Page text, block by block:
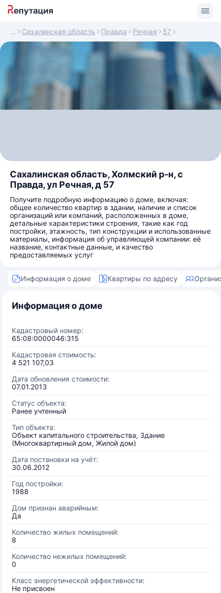
Сахалинская область Правда Речная 57
Сахалинская область, Холмский р-н, с
Правда, ул Речная, д 57
Получите подробную информацию о доме, включая:
общее количество квартир в здании, наличие и список
организаций или компаний, расположенных в доме,
детальные характеристики строения, такие как год
постройки, этажность, тип конструкции и использованные
материалы, информация об управляющей компании: её
название, контактные данные, и качество
предоставляемых услуг
Информация о доме Квартиры по адресу
Информация о доме
Кадастровый номер:
65:08:0000046:315
Кадастровая стоимость:
4 521 107,03
Дата обновления стоимости:
07.01.2013
Статус объекта:
Ранее учтенный
Тип объекта:
Объект капитального строительства, Здание
(Многоквартирный дом, Жилой дом)
Дата постановки на учёт:
30.06.2012
Год постройки:
1988
Дом признан аварийным:
Да
Количество жилых помещений:
8
Количество нежилых помещений:
0
Класс энергетической эффективности:
Не присвоен